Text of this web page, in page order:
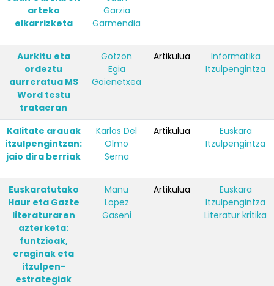
arteko
elkarrizketa
Garzia
Garmendia
Aurkitu eta
ordeztu
aurreratua MS
Word testu
trataeran
Gotzon
Egia
Goienetxea
Artikulua
Informatika
Itzulpengintza
Kalitate arauak
itzulpengintzan:
jaio dira berriak
Karlos Del
Olmo
Serna
Artikulua
Euskara
Itzulpengintza
Euskaratutako
Haur eta Gazte
literaturaren
azterketa:
funtzioak,
eraginak eta
itzulpen-
estrategiak
Manu
Lopez
Gaseni
Artikulua
Euskara
Itzulpengintza
Literatur kritika